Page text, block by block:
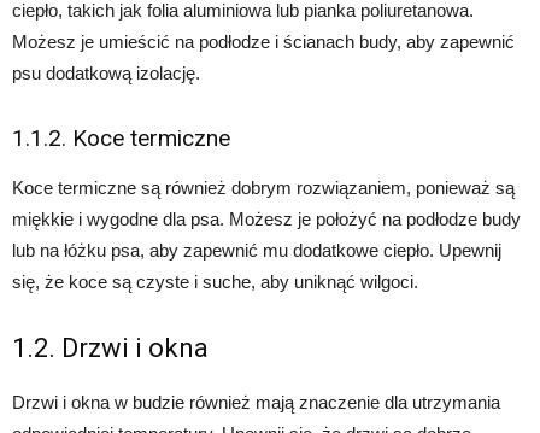
ciepło, takich jak folia aluminiowa lub pianka poliuretanowa.
Możesz je umieścić na podłodze i ścianach budy, aby zapewnić
psu dodatkową izolację.
1.1.2. Koce termiczne
Koce termiczne są również dobrym rozwiązaniem, ponieważ są
miękkie i wygodne dla psa. Możesz je położyć na podłodze budy
lub na łóżku psa, aby zapewnić mu dodatkowe ciepło. Upewnij
się, że koce są czyste i suche, aby uniknąć wilgoci.
1.2. Drzwi i okna
Drzwi i okna w budzie również mają znaczenie dla utrzymania